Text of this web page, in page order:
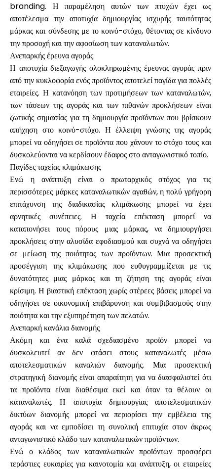
branding. Η παραμέληση αυτών των πτυχών έχει ως
αποτέλεσμα την αποτυχία δημιουργίας ισχυρής ταυτότητας
μάρκας και σύνδεσης με το κοινό-στόχο, θέτοντας σε κίνδυνο
την προσοχή και την αφοσίωση των καταναλωτών.
Ανεπαρκής έρευνα αγοράς
Η αποτυχία διεξαγωγής ολοκληρωμένης έρευνας αγοράς πριν
από την κυκλοφορία ενός προϊόντος αποτελεί παγίδα για πολλές
εταιρείες. Η κατανόηση των προτιμήσεων των καταναλωτών,
των τάσεων της αγοράς και των πιθανών προκλήσεων είναι
ζωτικής σημασίας για τη δημιουργία προϊόντων που βρίσκουν
απήχηση στο κοινό-στόχο. Η έλλειψη γνώσης της αγοράς
μπορεί να οδηγήσει σε προϊόντα που χάνουν το στόχο τους και
δυσκολεύονται να κερδίσουν έδαφος στο ανταγωνιστικό τοπίο.
Παγίδες ταχείας κλιμάκωσης
Ενώ η ανάπτυξη είναι ο πρωταρχικός στόχος για τις
περισσότερες μάρκες καταναλωτικών αγαθών, η πολύ γρήγορη
επιτάχυνση της διαδικασίας κλιμάκωσης μπορεί να έχει
αρνητικές συνέπειες. Η ταχεία επέκταση μπορεί να
καταπονήσει τους πόρους μιας μάρκας, να δημιουργήσει
προκλήσεις στην αλυσίδα εφοδιασμού και συχνά να οδηγήσει
σε μείωση της ποιότητας των προϊόντων. Μια προσεκτική
προσέγγιση της κλιμάκωσης που ευθυγραμμίζεται με τις
δυνατότητες μιας μάρκας και τη ζήτηση της αγοράς είναι
κρίσιμη. Η βιαστική επέκταση χωρίς στέρεες βάσεις μπορεί να
οδηγήσει σε οικονομική επιβάρυνση και συμβιβασμούς στην
ποιότητα και την εξυπηρέτηση των πελατών.
Ανεπαρκή κανάλια διανομής
Ακόμη και ένα καλά σχεδιασμένο προϊόν μπορεί να
δυσκολευτεί αν δεν φτάσει στους καταναλωτές μέσω
αποτελεσματικών καναλιών διανομής. Μια προσεκτική
στρατηγική διανομής είναι απαραίτητη για να διασφαλιστεί ότι
τα προϊόντα είναι διαθέσιμα εκεί και όταν τα θέλουν οι
καταναλωτές. Η αποτυχία δημιουργίας αποτελεσματικών
δικτύων διανομής μπορεί να περιορίσει την εμβέλεια της
αγοράς και να εμποδίσει τη συνολική επιτυχία στον άκρως
ανταγωνιστικό κλάδο των καταναλωτικών προϊόντων.
Ενώ ο κλάδος των καταναλωτικών προϊόντων προσφέρει
τεράστιες ευκαιρίες για καινοτομία και ανάπτυξη, οι εταιρείες